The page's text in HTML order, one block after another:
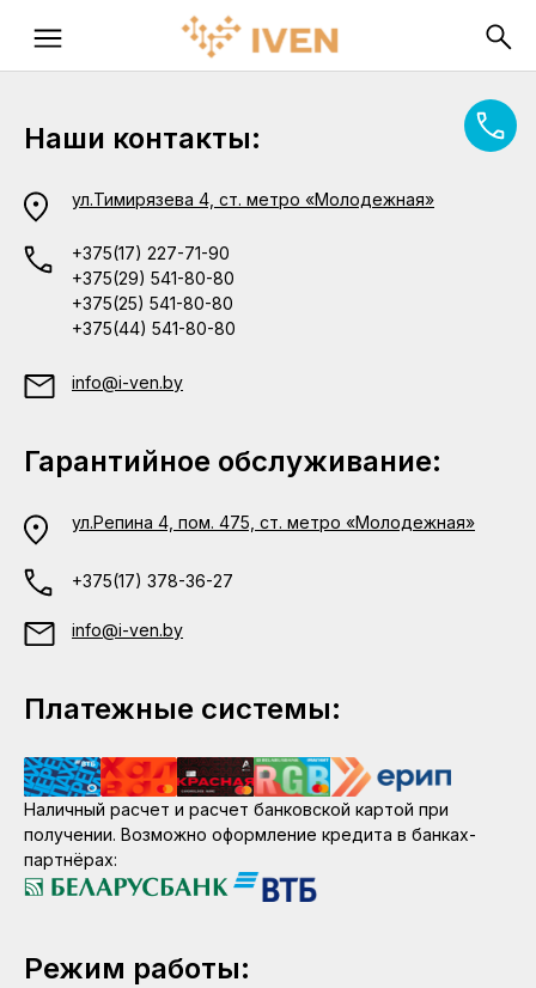
Наши контакты:
ул.Тимирязева 4, ст. метро «Молодежная»
+375(17) 227-71-90
+375(29) 541-80-80
+375(25) 541-80-80
+375(44) 541-80-80
info@i-ven.by
Гарантийное обслуживание:
ул.Репина 4, пом. 475, ст. метро «Молодежная»
+375(17) 378-36-27
info@i-ven.by
Платежные системы:
Наличный расчет и расчет банковской картой при
получении. Возможно оформление кредита в банках-
партнёрах:
Режим работы: